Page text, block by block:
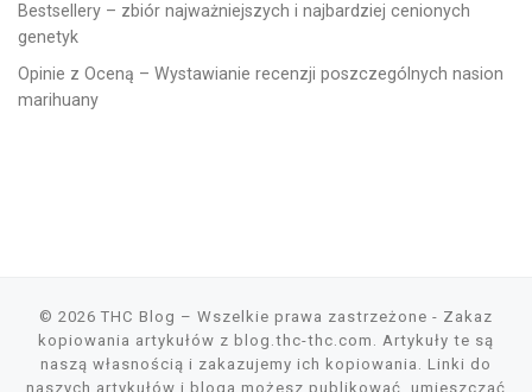
Bestsellery – zbiór najważniejszych i najbardziej cenionych
genetyk
Opinie z Oceną – Wystawianie recenzji poszczególnych nasion
marihuany
© 2026THC Blog – Wszelkie prawa zastrzeżone - Zakaz
kopiowania artykułów z blog.thc-thc.com. Artykuły te są
naszą własnością i zakazujemy ich kopiowania. Linki do
naszych artykułów i bloga możesz publikować, umieszczać